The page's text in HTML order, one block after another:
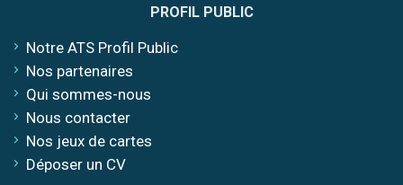
PROFIL PUBLIC
Notre ATS Profil Public
Nos partenaires
Qui sommes-nous
Nous contacter
Nos jeux de cartes
Déposer un CV